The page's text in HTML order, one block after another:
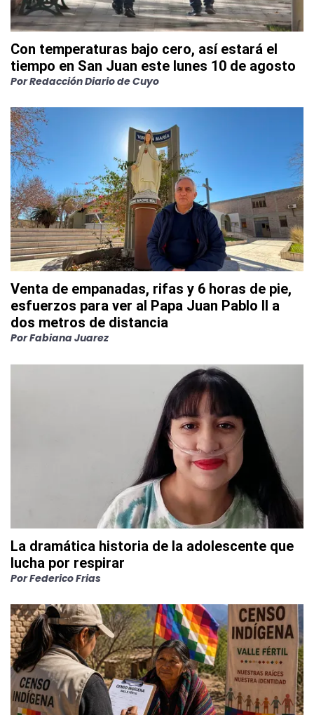
Con temperaturas bajo cero, así estará el
tiempo en San Juan este lunes 10 de agosto
PorRedacción Diario de Cuyo
Venta de empanadas, rifas y 6 horas de pie,
esfuerzos para ver al Papa Juan Pablo II a
dos metros de distancia
PorFabiana Juarez
La dramática historia de la adolescente que
lucha por respirar
PorFederico Frias